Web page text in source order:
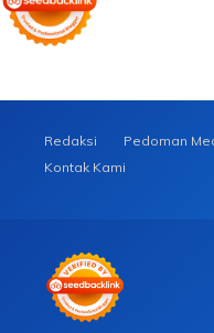
Redaksi Pedoman
Kontak Kami